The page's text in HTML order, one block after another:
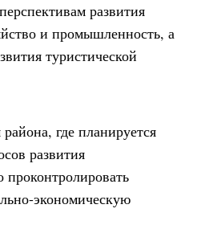
развития
и промышленность, а
туристической
где планируется
развития
экономическую